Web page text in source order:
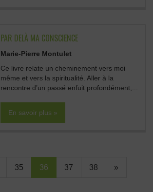
PAR DELÀ MA CONSCIENCE
Marie-Pierre Montulet
Ce livre relate un cheminement vers moi
même et vers la spiritualité. Aller à la
rencontre d’un passé enfuit profondément,...
En savoir plus »
35 36 37 38 »